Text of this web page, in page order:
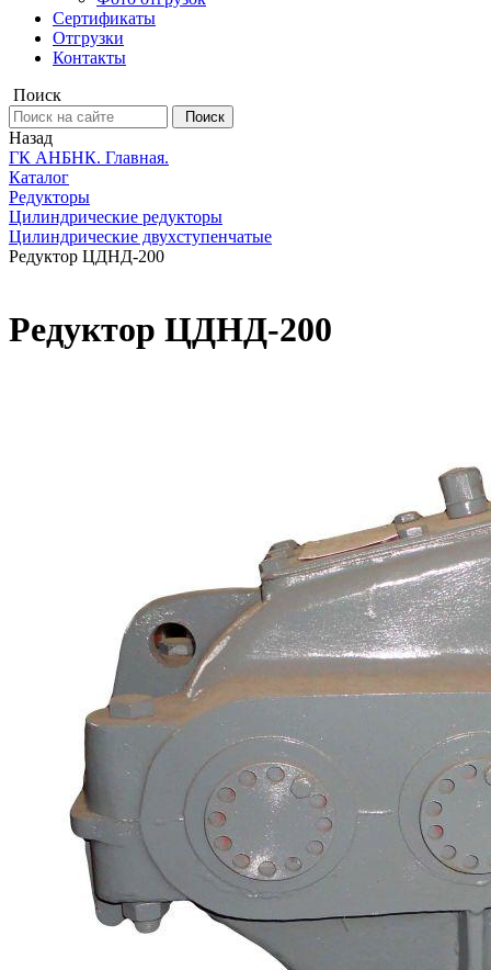
Сертификаты
Отгрузки
Контакты
Поиск
Поиск
Назад
ГК АНБНК. Главная.
Каталог
Редукторы
Цилиндрические редукторы
Цилиндрические двухступенчатые
Редуктор ЦДНД-200
Редуктор ЦДНД-200